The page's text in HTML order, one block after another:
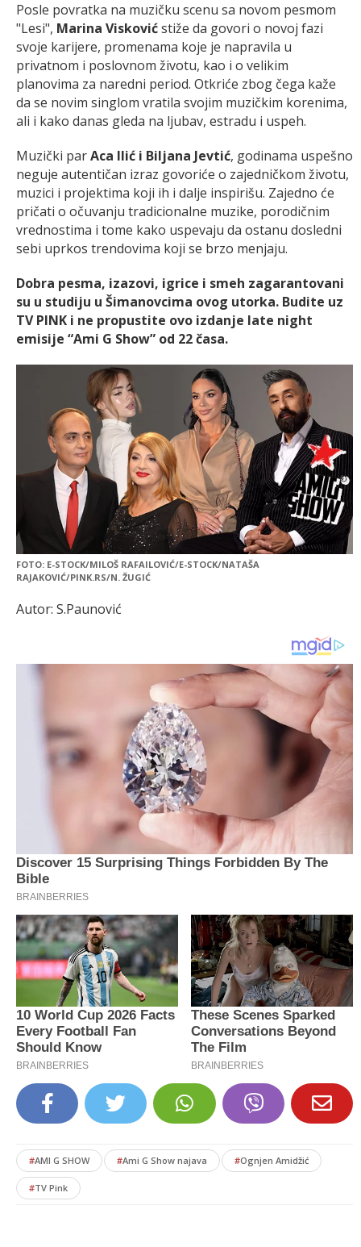
Posle povratka na muzičku scenu sa novom pesmom
"Lesi", Marina Viskovićstiže da govori o novoj fazi
svoje karijere, promenama koje je napravila u
privatnom i poslovnom životu, kao i o velikim
planovima za naredni period. Otkriće zbog čega kaže
da se novim singlom vratila svojim muzičkim korenima,
ali i kako danas gleda na ljubav, estradu i uspeh.
Muzički parAca Ilić i Biljana Jevtić, godinama uspešno
neguje autentičan izraz govoriće o zajedničkom životu,
muzici i projektima koji ih i dalje inspirišu. Zajedno će
pričati o očuvanju tradicionalne muzike, porodičnim
vrednostima i tome kako uspevaju da ostanu dosledni
sebi uprkos trendovima koji se brzo menjaju.
Dobra pesma, izazovi, igrice i smeh zagarantovani
su u studiju u Šimanovcima ovog utorka. Budite uz
TV PINK i ne propustite ovo izdanje late night
emisije “Ami G Show” od 22 časa.
FOTO: E-STOCK/MILOŠ RAFAILOVIĆ/E-STOCK/NATAŠA
RAJAKOVIĆ/PINK.RS/N. ŽUGIĆ
Autor: S.Paunović
#AMI G SHOW #Ami G Show najava #Ognjen Amidžić
#TV Pink